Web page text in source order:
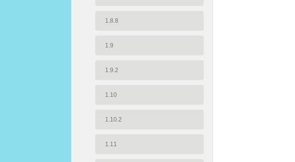
1.8.8
1.9
1.9.2
1.10
1.10.2
1.11